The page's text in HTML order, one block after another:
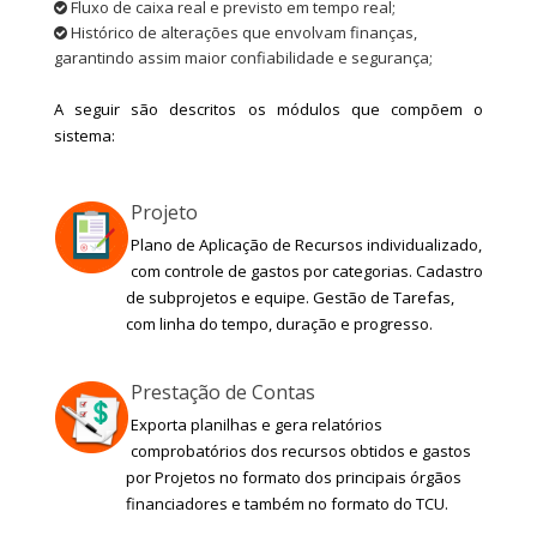
Fluxo de caixa real e previsto em tempo real;
Histórico de alterações que envolvam finanças,
garantindo assim maior confiabilidade e segurança;
A seguir são descritos os módulos que compõem o
sistema:
Projeto
Plano de Aplicação de Recursos individualizado,
com controle de gastos por categorias. Cadastro
de subprojetos e equipe. Gestão de Tarefas,
com linha do tempo, duração e progresso.
Prestação de Contas
Exporta planilhas e gera relatórios
comprobatórios dos recursos obtidos e gastos
por Projetos no formato dos principais órgãos
financiadores e também no formato do TCU.